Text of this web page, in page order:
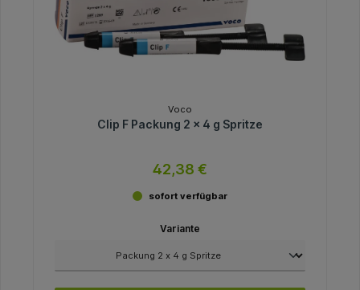
Voco
Clip F Packung 2 x 4 g Spritze
42,38 €
sofort verfügbar
Variante